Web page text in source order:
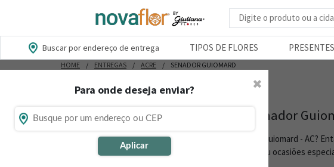
Busca de produtos
Buscar por endereço de entrega TIPOS DE FLORES PRESENTES
Para onde deseja enviar?
Aplicar
✖
HOME ENTREGAS ACRE SENADOR GUIOMARD
Flores, Cestas e Presentes em Senador
Está procurando loja de presente online em Senador Guiomard - AC?
muitos outros presentes para datas comemorativas ou ocasiões